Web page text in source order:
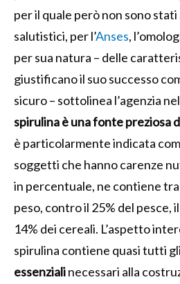
per il quale però non sono
salutistici, per l’Anses,
per sua natura – delle
giustificano il suo successo
sicuro – sottolinea l’agenzia
spirulina è una fonte preziosa
è particolarmente indicata
soggetti che hanno carenze
in percentuale, ne contiene tra
peso, contro il 25% del pesce,
14% dei cereali. L’aspetto
spirulina contiene quasi tutti gli
essenzialinecessari alla